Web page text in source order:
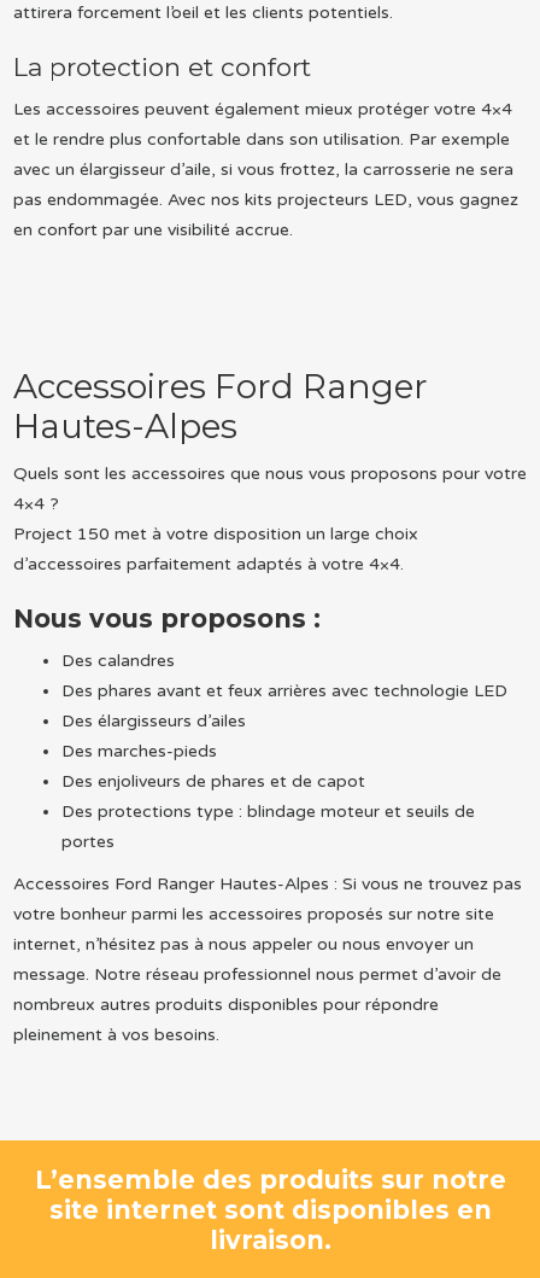
attirera forcement l’oeil et les clients potentiels.
La protection et confort
Les accessoires peuvent également mieux protéger votre 4×4
et le rendre plus confortable dans son utilisation. Par exemple
avec un élargisseur d’aile, si vous frottez, la carrosserie ne sera
pas endommagée. Avec nos kits projecteurs LED, vous gagnez
en confort par une visibilité accrue.
Accessoires Ford Ranger
Hautes-Alpes
Quels sont les accessoires que nous vous proposons pour votre
4×4 ?
Project 150 met à votre disposition un large choix
d’accessoires parfaitement adaptés à votre 4×4.
Nous vous proposons :
Des calandres
Des phares avant et feux arrières avec technologie LED
Des élargisseurs d’ailes
Des marches-pieds
Des enjoliveurs de phares et de capot
Des protections type : blindage moteur et seuils de
portes
Accessoires Ford Ranger Hautes-Alpes : Si vous ne trouvez pas
votre bonheur parmi les accessoires proposés sur notre site
internet, n’hésitez pas à nous appeler ou nous envoyer un
message. Notre réseau professionnel nous permet d’avoir de
nombreux autres produits disponibles pour répondre
pleinement à vos besoins.
L’ensemble des produits sur notre
site internet sont disponibles en
livraison.